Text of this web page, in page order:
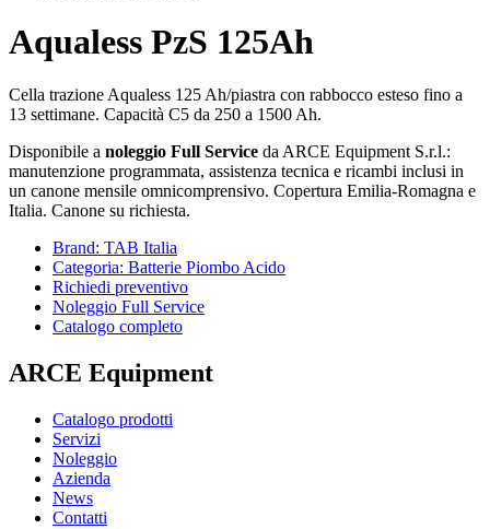
Aqualess PzS 125Ah
Cella trazione Aqualess 125 Ah/piastra con rabbocco esteso fino a
13 settimane. Capacità C5 da 250 a 1500 Ah.
Disponibile a noleggio Full Service da ARCE Equipment S.r.l.:
manutenzione programmata, assistenza tecnica e ricambi inclusi in
un canone mensile omnicomprensivo. Copertura Emilia-Romagna e
Italia. Canone su richiesta.
Brand: TAB Italia
Categoria: Batterie Piombo Acido
Richiedi preventivo
Noleggio Full Service
Catalogo completo
ARCE Equipment
Catalogo prodotti
Servizi
Noleggio
Azienda
News
Contatti